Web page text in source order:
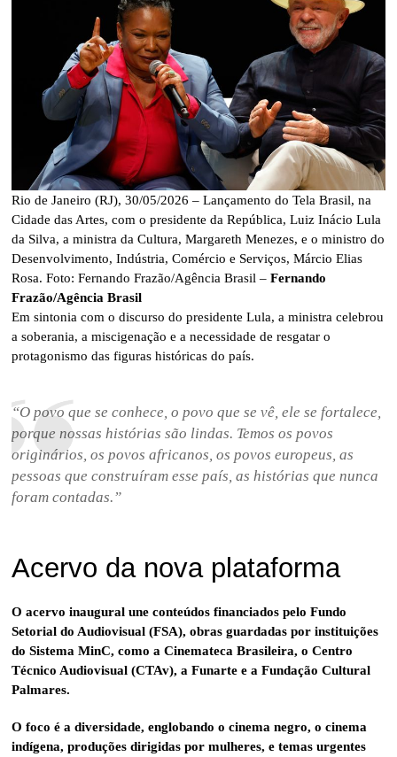
Rio de Janeiro (RJ), 30/05/2026 – Lançamento do Tela Brasil, na
Cidade das Artes, com o presidente da República, Luiz Inácio Lula
da Silva, a ministra da Cultura, Margareth Menezes, e o ministro do
Desenvolvimento, Indústria, Comércio e Serviços, Márcio Elias
Rosa. Foto: Fernando Frazão/Agência Brasil –Fernando
Frazão/Agência Brasil
Em sintonia com o discurso do presidente Lula, a ministra celebrou
a soberania, a miscigenação e a necessidade de resgatar o
protagonismo das figuras históricas do país.
“O povo que se conhece, o povo que se vê, ele se fortalece,
porque nossas histórias são lindas. Temos os povos
originários, os povos africanos, os povos europeus, as
pessoas que construíram esse país, as histórias que nunca
foram contadas.”
Acervo da nova plataforma
O acervo inaugural une conteúdos financiados pelo Fundo
Setorial do Audiovisual (FSA), obras guardadas por instituições
do Sistema MinC, como a Cinemateca Brasileira, o Centro
Técnico Audiovisual (CTAv), a Funarte e a Fundação Cultural
Palmares.
O foco é a diversidade, englobando o cinema negro, o cinema
indígena, produções dirigidas por mulheres, e temas urgentes